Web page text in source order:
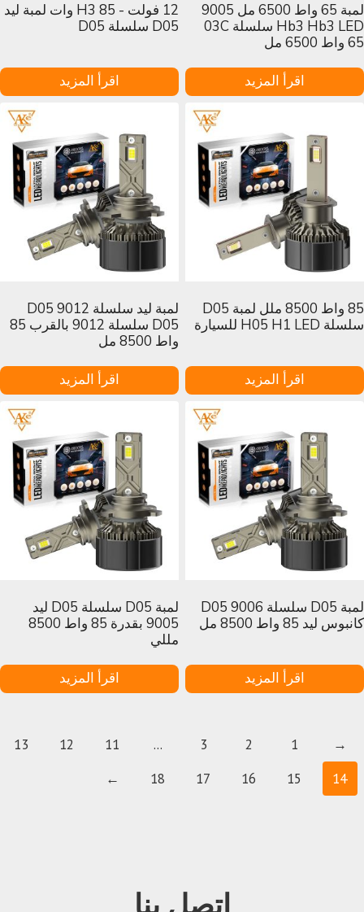
لمبة 65 واط 6500 مل 9005
Hb3 Hb3 LED سلسلة 03C
65 واط 6500 مل
اقرأ المزيد
12 فولت - H3 85 وات لمبة ليد
D05 سلسلة D05
اقرأ المزيد
85 واط 8500 ملل لمبة D05
سلسلة H05 H1 LED للسيارة
اقرأ المزيد
لمبة ليد سلسلة D05 9012
D05 سلسلة 9012 بالقرب 85
واط 8500 مل
اقرأ المزيد
لمبة D05 سلسلة D05 9006
كانبوس ليد 85 واط 8500 مل
اقرأ المزيد
لمبة D05 سلسلة D05 ليد
9005 بقدرة 85 واط 8500
مللي
اقرأ المزيد
→
1
2
3
...
11
12
13
14
15
16
17
18
←
اتصل بنا